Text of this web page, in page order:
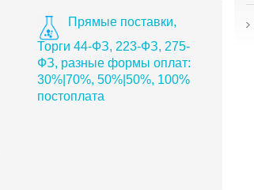
Прямые поставки,
Торги 44-ФЗ, 223-ФЗ, 275-
ФЗ, разные формы оплат:
30%|70%, 50%|50%, 100%
постоплата